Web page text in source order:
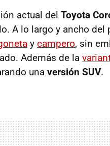
actual del Toyota
A lo largo y ancho del
y campero, sin
Además de la
una versión SUV.